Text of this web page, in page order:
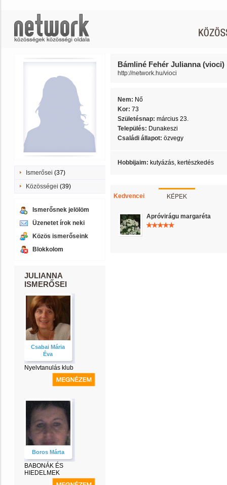
Ismerősei (37)
Közösségei (39)
Ismerősnek jelölöm
Üzenetet írok neki
Közös ismerőseink
Blokkolom
JULIANNA
ISMERŐSEI
Csabai Mária
Éva
Nyelvtanulás klub
Boros Márta
BABONÁK ÉS
HIEDELMEK
Bámliné Fehér Julianna (vioci)
http://network.hu/vioci
Nem: Nő
Kor: 73
Születésnap: március 23.
Település: Dunakeszi
Családi állapot: özvegy
Hobbijaim: kutyázás, kertészkedés
Kedvencei KÉPEK
Apróvirágu margaréta